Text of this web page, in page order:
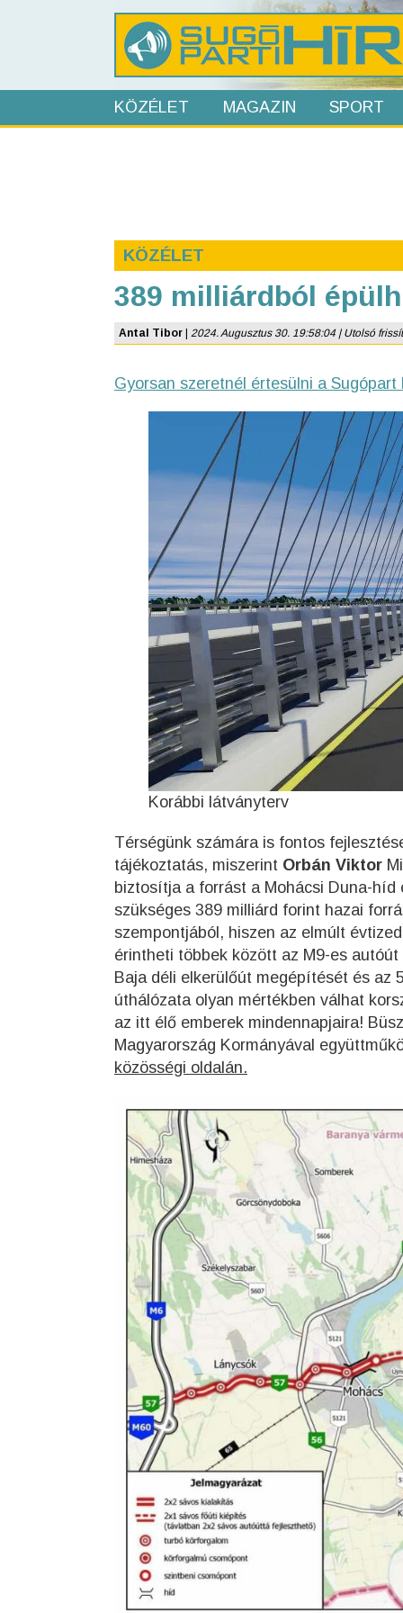
KÖZÉLET MAGAZIN SPORT
KÖZÉLET
389 milliárdból
Antal Tibor 2024. Augusztus 30. 19:58:04 | Utolsó
Gyorsan szeretnél értesülni a
Korábbi látványterv
Térségünk számára is fontos
tájékoztatás, miszerint Orbán Viktor
biztosítja a forrást a Mohácsi Duna-
szükséges 389 milliárd forint hazai
szempontjából, hiszen az elmúlt
érintheti többek között az M9-es
Baja déli elkerülőút megépítését és az
úthálózata olyan mértékben válhat
az itt élő emberek mindennapjaira!
Magyarország Kormányával
közösségi oldalán.